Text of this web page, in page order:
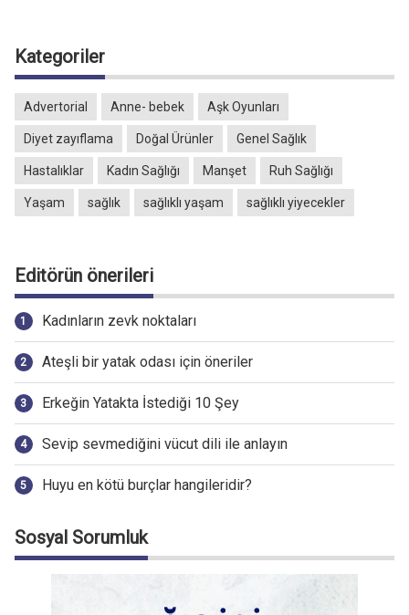
Kategoriler
Advertorial Anne- bebek Aşk Oyunları
Diyet zayıflama Doğal Ürünler Genel Sağlık
Hastalıklar Kadın Sağlığı Manşet Ruh Sağlığı
Yaşam sağlık sağlıklı yaşam sağlıklı yiyecekler
Editörün önerileri
Kadınların zevk noktaları
Ateşli bir yatak odası için öneriler
Erkeğin Yatakta İstediği 10 Şey
Sevip sevmediğini vücut dili ile anlayın
Huyu en kötü burçlar hangileridir?
Sosyal Sorumluk